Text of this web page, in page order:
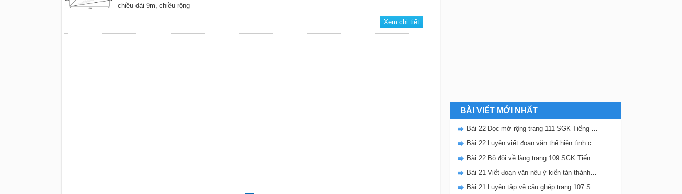
chiều dài 9m, chiều rộng
Xem chi tiết
BÀI VIẾT MỚI NHẤT
Bài 22 Đọc mở rộng trang 111 SGK Tiếng Việt 5 Kết nối tri thức tập 2
Bài 22 Luyện viết đoạn văn thể hiện tình cảm, cảm xúc về một sự việc trang 111 SGK Tiếng Việt 5 Kết nối tri thức tập 2
Bài 22 Bộ đội về làng trang 109 SGK Tiếng Việt 5 Kết nối tri thức tập 2
Bài 21 Viết đoạn văn nêu ý kiến tán thành một sự việc, hiện tượng (Bài viết số 2) trang 108 SGK Tiếng Việt 5 Kết nối tri thức tập 2
Bài 21 Luyện tập về câu ghép trang 107 SGK Tiếng Việt 5 Kết nối tri thức tập 2